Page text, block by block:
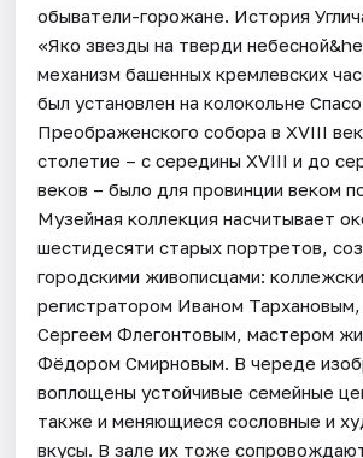
обыватели-горожане. История
«Яко звезды на тверди
механизм башенных кремлевских
был установлен на колокольне
Преображенского собора в XVIII
столетие – с середины XVIII и до
веков – было для провинции веком
Музейная коллекция насчитывает
шестидесяти старых портретов,
городскими живописцами:
регистратором Иваном
Сергеем Флегонтовым, мастером
Фёдором Смирновым. В череде
воплощены устойчивые семейные
также и меняющиеся сословные и
вкусы. В зале их тоже